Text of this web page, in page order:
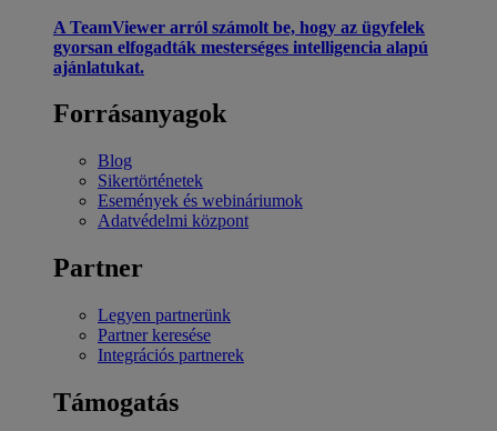
A TeamViewer arról számolt be, hogy az ügyfelek
gyorsan elfogadták mesterséges intelligencia alapú
ajánlatukat.
Forrásanyagok
Blog
Sikertörténetek
Események és webináriumok
Adatvédelmi központ
Partner
Legyen partnerünk
Partner keresése
Integrációs partnerek
Támogatás